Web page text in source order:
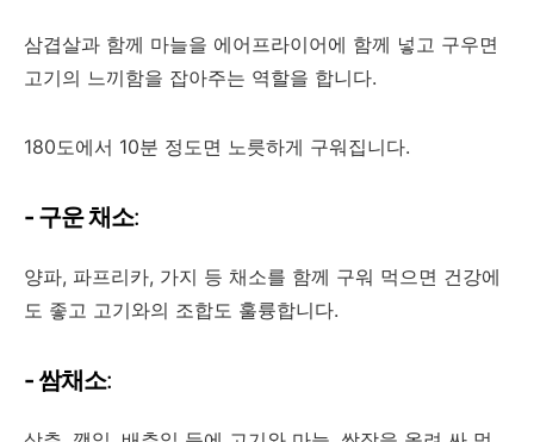
삼겹살과 함께 마늘을 에어프라이어에 함께 넣고 구우면
고기의 느끼함을 잡아주는 역할을 합니다.
180도에서 10분 정도면 노릇하게 구워집니다.
- 구운 채소:
양파, 파프리카, 가지 등 채소를 함께 구워 먹으면 건강에
도 좋고 고기와의 조합도 훌륭합니다.
- 쌈채소: